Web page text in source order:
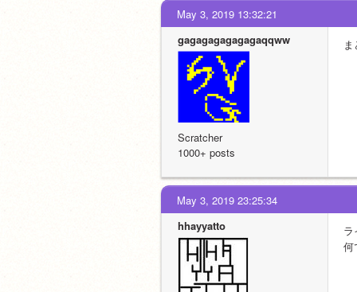
May 3, 2019 13:32:21
gagagagagagagaqqww
Scratcher
1000+ posts
May 3, 2019 23:25:34
hhayyatto
何